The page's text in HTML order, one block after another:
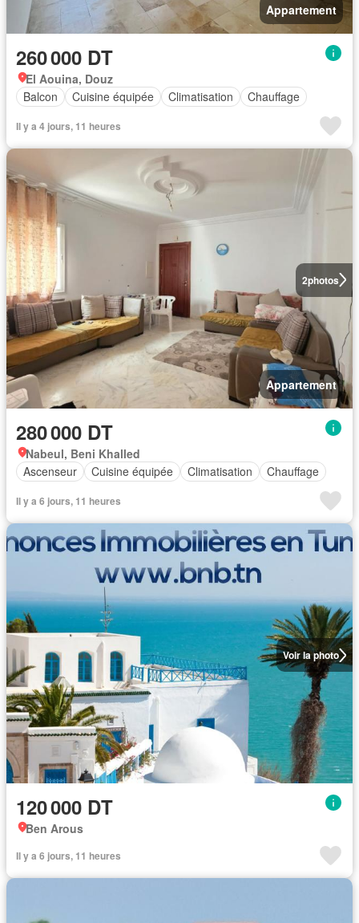
Appartement
260 000 DT
El Aouina, Douz
Balcon
Cuisine équipée Climatisation Chauffage
Il y a 4 jours, 11 heures
2photos
Appartement
280 000 DT
Nabeul, Beni Khalled
Ascenseur
Cuisine équipée Climatisation Chauffage
Il y a 6 jours, 11 heures
Voir la photo
120 000 DT
Ben Arous
Il y a 6 jours, 11 heures